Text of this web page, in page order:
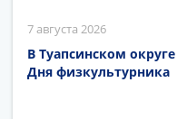
7 августа 2026
В Туапсинском
Дня физкультурника